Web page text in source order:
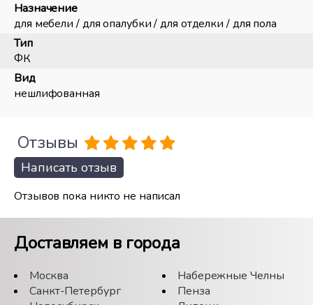
Назначение
для мебели / для опалубки / для отделки / для пола
Тип
ФК
Вид
нешлифованная
Отзывы
Написать отзыв
Отзывов пока никто не написал
Доставляем в города
Москва
Санкт-Петербург
Набережные Челны
Пенза